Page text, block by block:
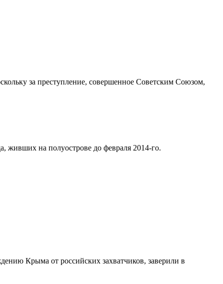
за преступление, совершенное Советским Союзом,
живших на полуострове до февраля 2014-го.
Крыма от российских захватчиков, заверили в